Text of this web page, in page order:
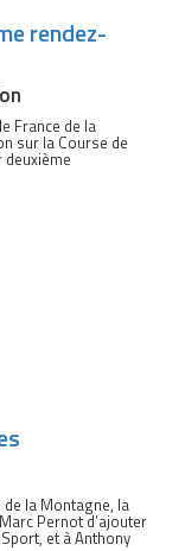
rendez-
France de la
sur la Course de
de la Montagne, la
Pernot d’ajouter
et à Anthony